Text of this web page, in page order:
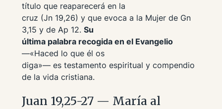
título que reaparecerá en la
cruz (Jn 19,26) y que evoca a la Mujer de Gn
3,15 y de Ap 12. Su
última palabra recogida en el Evangelio
—«Haced lo que él os
diga»— es testamento espiritual y compendio
de la vida cristiana.
Juan 19,25-27 — María al